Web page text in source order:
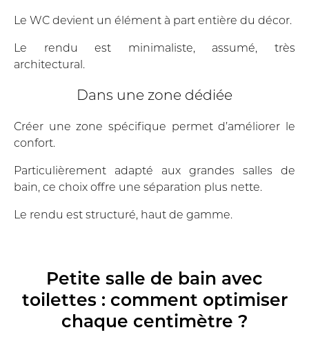
Le WC devient un élément à part entière du décor.
Le rendu est minimaliste, assumé, très
architectural.
Dans une zone dédiée
Créer une zone spécifique permet d’améliorer le
confort.
Particulièrement adapté aux grandes salles de
bain, ce choix offre une séparation plus nette.
Le rendu est structuré, haut de gamme.
Petite salle de bain avec
toilettes : comment optimiser
chaque centimètre ?